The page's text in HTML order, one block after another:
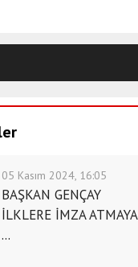
05 Kasım 2024, 16:05
BAŞKAN GENÇAY
İLKLERE İMZA ATMAYA
...